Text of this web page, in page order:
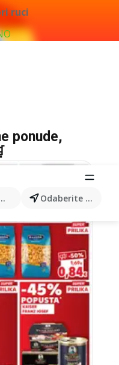
ruci
proizvode... Odaberite grad
ponude,